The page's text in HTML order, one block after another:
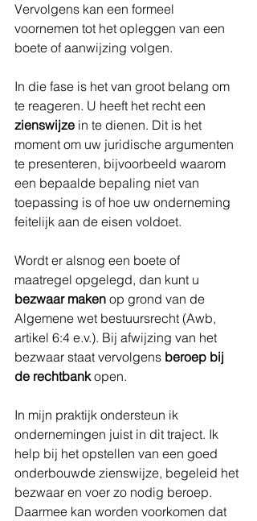
Vervolgens kan een formeel
voornemen tot het opleggen van een
boete of aanwijzing volgen.
In die fase is het van groot belang om
te reageren. U heeft het recht een
zienswijze in te dienen. Dit is het
moment om uw juridische argumenten
te presenteren, bijvoorbeeld waarom
een bepaalde bepaling niet van
toepassing is of hoe uw onderneming
feitelijk aan de eisen voldoet.
Wordt er alsnog een boete of
maatregel opgelegd, dan kunt u
bezwaar maken op grond van de
Algemene wet bestuursrecht (Awb,
artikel 6:4 e.v.). Bij afwijzing van het
bezwaar staat vervolgens beroep bij
de rechtbank open.
In mijn praktijk ondersteun ik
ondernemingen juist in dit traject. Ik
help bij het opstellen van een goed
onderbouwde zienswijze, begeleid het
bezwaar en voer zo nodig beroep.
Daarmee kan worden voorkomen dat